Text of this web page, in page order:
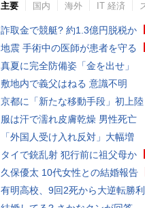
主要 国内 海外 IT 経済
詐取金で競艇? 約1.3億円脱税か
地震 手術中の医師が患者を守る
真夏に完全防備姿「金を出せ」
敷地内で義父はねる 意識不明
京都に「新たな移動手段」初上陸
服は汗で濡れ皮膚乾燥 男性死亡
「外国人受け入れ反対」大幅増
タイで銃乱射 犯行前に祖父母か
久保優太 10代女性との結婚報告
有明高校、9回2死から大逆転勝利